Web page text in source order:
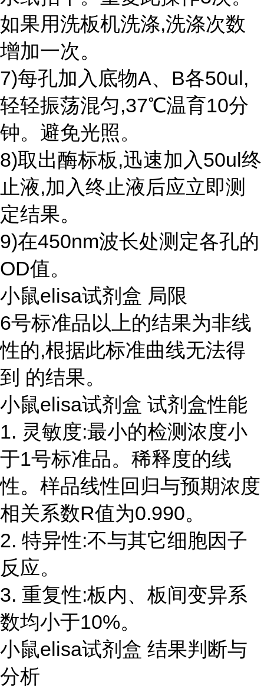
如果用洗板机洗涤,洗涤次数
增加一次。
7)每孔加入底物A、B各50ul,
轻轻振荡混匀,37℃温育10分
钟。避免光照。
8)取出酶标板,迅速加入50ul终
止液,加入终止液后应立即测
定结果。
9)在450nm波长处测定各孔的
OD值。
小鼠elisa试剂盒 局限
6号标准品以上的结果为非线
性的,根据此标准曲线无法得
到 的结果。
小鼠elisa试剂盒 试剂盒性能
1. 灵敏度:最小的检测浓度小
于1号标准品。稀释度的线
性。样品线性回归与预期浓度
相关系数R值为0.990。
2. 特异性:不与其它细胞因子
反应。
3. 重复性:板内、板间变异系
数均小于10%。
小鼠elisa试剂盒 结果判断与
分析